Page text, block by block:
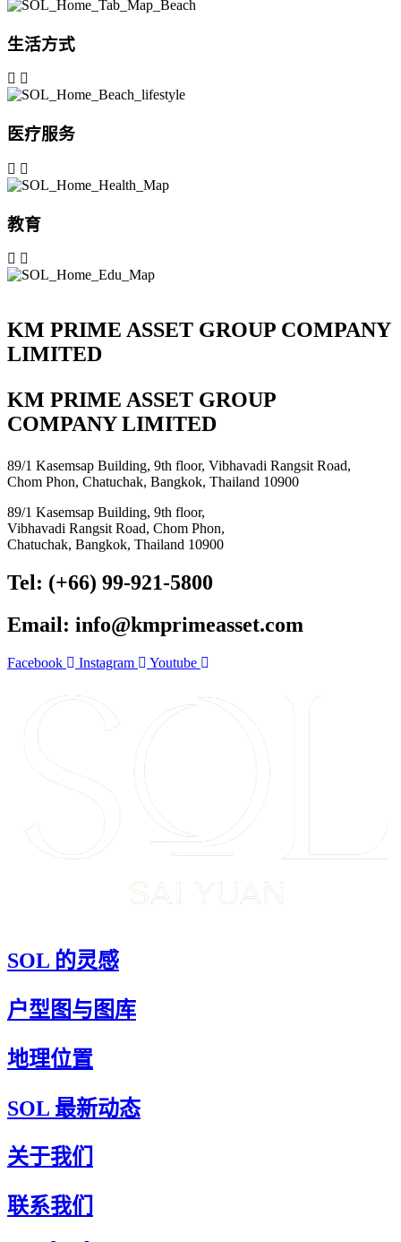
生活方式
医疗服务
教育
KM PRIME ASSET GROUP COMPANY
LIMITED
KM PRIME ASSET GROUP
COMPANY LIMITED
89/1 Kasemsap Building, 9th floor, Vibhavadi Rangsit Road,
Chom Phon, Chatuchak, Bangkok, Thailand 10900
89/1 Kasemsap Building, 9th floor,
Vibhavadi Rangsit Road, Chom Phon,
Chatuchak, Bangkok, Thailand 10900
Tel: (+66) 99-921-5800
Email: info@kmprimeasset.com
Facebook Instagram Youtube
SOL 的灵感
户型图与图库
地理位置
SOL 最新动态
关于我们
联系我们